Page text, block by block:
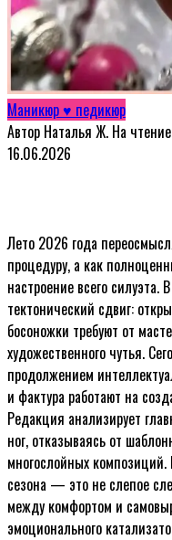
Маникюр ♥ педикюр
Автор Наталья Ж. На чтение
16.06.2026
Лето 2026 года
процедуру, а как
настроение всего силуэта.
тектонический сдвиг:
босоножки требуют от
художественного чутья.
продолжением
и фактура работают на
Редакция анализирует
ног, отказываясь от
многослойных
сезона — это не слепое
между комфортом и
эмоционального